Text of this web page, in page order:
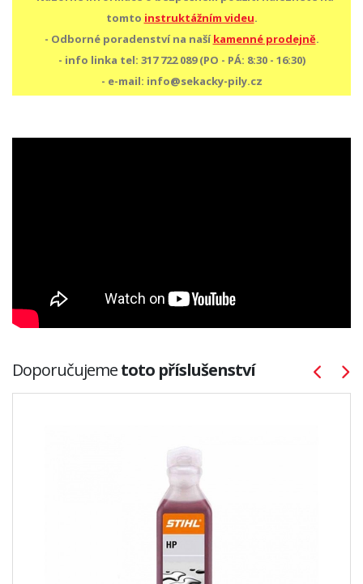
tomto instruktážním videu.
- Odborné poradenství na našíkamenné prodejně.
- info linka tel: 317 722 089 (PO - PÁ: 8:30 - 16:30)
- e-mail: info@sekacky-pily.cz
Doporučujemetoto příslušenství